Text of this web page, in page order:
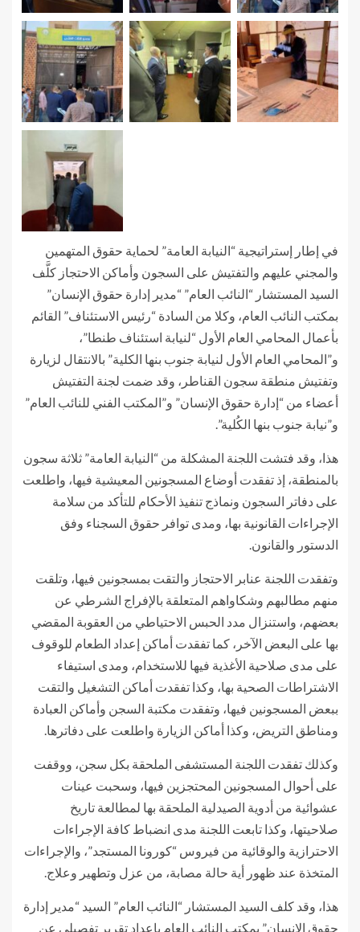
في إطار إستراتيجية “النيابة العامة” لحماية حقوق المتهمين
والمجني عليهم والتفتيش على السجون وأماكن الاحتجاز كلَّف
السيد المستشار “النائب العام” “مدير إدارة حقوق الإنسان”
بمكتب النائب العام، وكلا من السادة “رئيس الاستئناف” القائم
بأعمال المحامي العام الأول “لنيابة استئناف طنطا”،
و”المحامي العام الأول لنيابة جنوب بنها الكلية” بالانتقال لزيارة
وتفتيش منطقة سجون القناطر، وقد ضمت لجنة التفتيش
أعضاء من “إدارة حقوق الإنسان” و”المكتب الفني للنائب العام”
و”نيابة جنوب بنها الكُلية”.
هذا، وقد فتشت اللجنة المشكلة من “النيابة العامة” ثلاثة سجون
بالمنطقة، إذ تفقدت أوضاع المسجونين المعيشية فيها، واطلعت
على دفاتر السجون ونماذج تنفيذ الأحكام للتأكد من سلامة
الإجراءات القانونية بها، ومدى توافر حقوق السجناء وفق
الدستور والقانون.
وتفقدت اللجنة عنابر الاحتجاز والتقت بمسجونين فيها، وتلقت
منهم مطالبهم وشكاواهم المتعلقة بالإفراج الشرطي عن
بعضهم، واستنزال مدد الحبس الاحتياطي من العقوبة المقضي
بها على البعض الآخر، كما تفقدت أماكن إعداد الطعام للوقوف
على مدى صلاحية الأغذية فيها للاستخدام، ومدى استيفاء
الاشتراطات الصحية بها، وكذا تفقدت أماكن التشغيل والتقت
ببعض المسجونين فيها، وتفقدت مكتبة السجن وأماكن العبادة
ومناطق التريض، وكذا أماكن الزيارة واطلعت على دفاترها.
وكذلك تفقدت اللجنة المستشفى الملحقة بكل سجن، ووقفت
على أحوال المسجونين المحتجزين فيها، وسحبت عينات
عشوائية من أدوية الصيدلية الملحقة بها لمطالعة تاريخ
صلاحيتها، وكذا تابعت اللجنة مدى انضباط كافة الإجراءات
الاحترازية والوقائية من فيروس “كورونا المستجد”، والإجراءات
المتخذة عند ظهور أية حالة مصابة، من عزل وتطهير وعلاج.
هذا، وقد كلف السيد المستشار “النائب العام” السيد “مدير إدارة
حقوق الانسان” بمكتب النائب العام بإعداد تقرير تفصيلي عن